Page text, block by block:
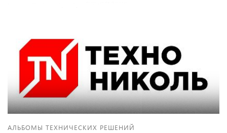
АЛЬБОМЫ ТЕХНИЧЕСКИХ РЕШЕНИЙ